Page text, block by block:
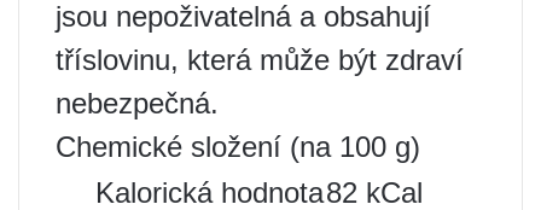
jsou nepoživatelná a obsahují
tříslovinu, která může být zdraví
nebezpečná.
Chemické složení (na 100 g)
Kalorická hodnota82 kCal